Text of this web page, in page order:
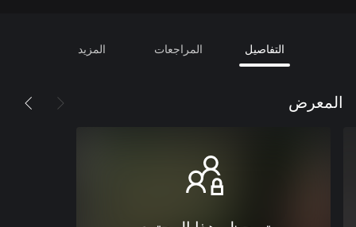
التفاصيل المراجعات المزيد
المعرض